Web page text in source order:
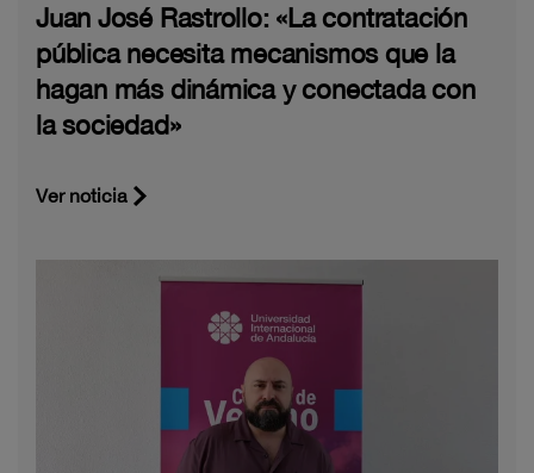
Juan José Rastrollo: «La contratación
pública necesita mecanismos que la
hagan más dinámica y conectada con
la sociedad»
Ver noticia